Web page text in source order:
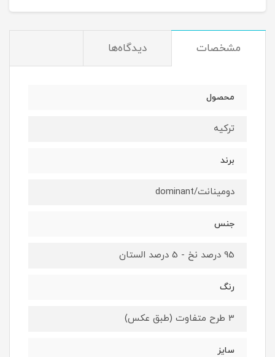
مشخصات دیدگاه‌ها
محصول
ترکیه
برند
دومینانت/dominant
جنس
95 درصد نخ - 5 درصد الستان
رنگ
3 طرح متفاوت (طبق عکس)
سایز